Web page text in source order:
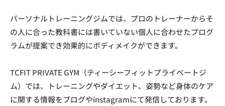
パーソナルトレーニングジムでは、プロのトレーナーからそ
の人に合った教科書には書いていない個人に合わせたプログ
ラムが提案でき効果的にボディメイクができます。
TCFIT PRIVATE GYM（ティーシーフィットプライベートジ
ム）では、トレーニングやダイエット、姿勢など身体のケア
に関する情報をブログやinstagramにて発信しております。